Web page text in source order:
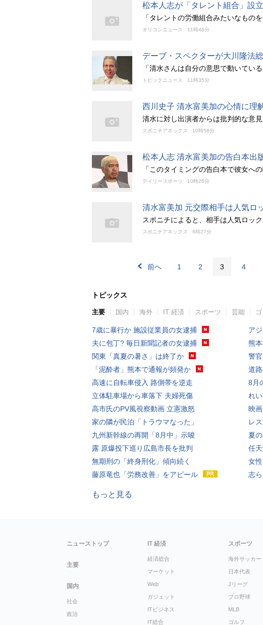
松本人志が「タレント組合」設
「タレントの労働組合みたいなもの
オリコンニュース 11時46分
デーブ・スペクターが大川隆法
「清水さんは自分の意思で動いてい
トピックニュース 11時35分
西川史子 清水富美加の心情に理
清水に対し出演者からは批判的な意
スポニチアネックス 10時56分
松本人志 清水富美加の告白本出
「このタイミングの告白本で彼女へ
デイリースポーツ 10時26分
清水富美加 元交際相手は人気ロ
スポニチによると、相手は人気ロッ
スポニチアネックス 6時27分
前へ 1 2 3 4
トピックス
主要 国内 海外 IT 経済 スポーツ 芸能
7歳に暴行か 施設従業員の女逮捕
夫に包丁? 毎日新聞記者の女逮捕
関東「真夏の暑さ」は終了か
「泥酔者」熊本で通報が頻発か
高速に自転車侵入 路側帯を逆走
立体駐車場から車落下 夫婦死傷
高市氏のPV風視察動画 立憲激怒
家の隣が民泊「トラウマなった」
九州新幹線の再開「8月中」示唆
露 原爆投下巡り広島市長を批判
無期刑の「終身刑化」傾向続く
藤原竜也「労務改善」をアピール
ア
熊
警
道
8月
れ
映
レ
夏
任
女
志
もっと見る
ニューストップ
主要
国内
社会
政治
IT 経済
経済総合
マーケット
Web
ガジェット
ITビジネス
IT総合
スポーツ
海外サッカー
日本代表
Jリーグ
プロ野球
MLB
ゴルフ